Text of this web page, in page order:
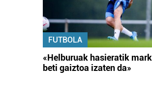
FUTBOLA
«Helburuak hasieratik
beti gaiztoa izaten da»